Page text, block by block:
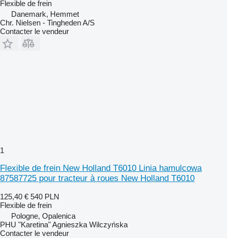
Flexible de frein
Danemark, Hemmet
Chr. Nielsen - Tingheden A/S
Contacter le vendeur
1
Flexible de frein New Holland T6010 Linia hamulcowa
87587725 pour tracteur à roues New Holland T6010
125,40 € 540 PLN
Flexible de frein
Pologne, Opalenica
PHU "Karetina" Agnieszka Wilczyńska
Contacter le vendeur